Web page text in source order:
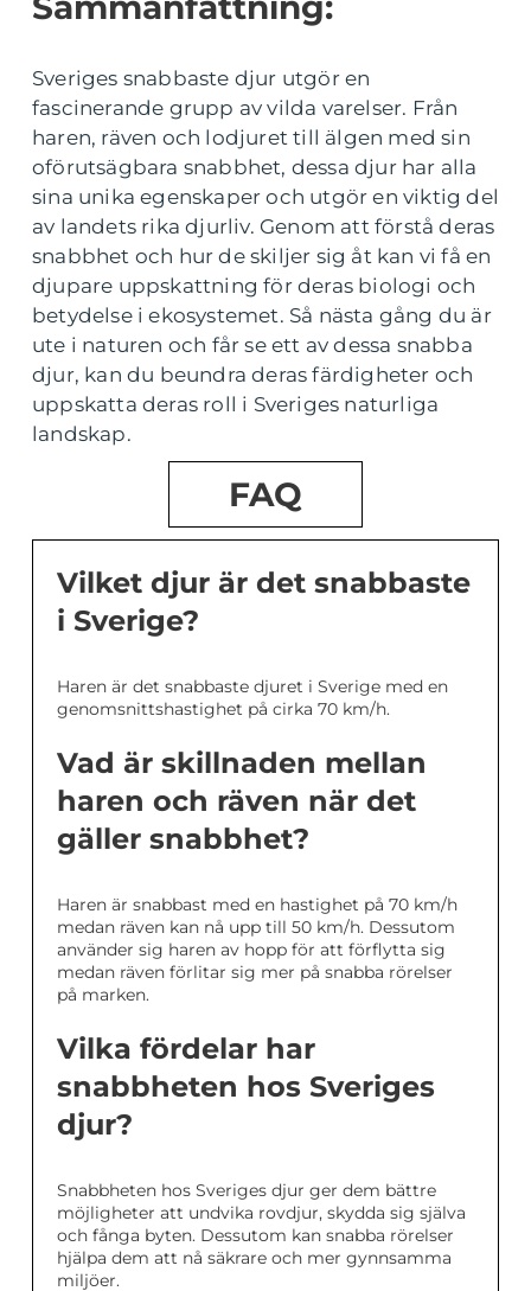
Sveriges snabbaste djur utgör en
fascinerande grupp av vilda varelser. Från
haren, räven och lodjuret till älgen med sin
oförutsägbara snabbhet, dessa djur har alla
sina unika egenskaper och utgör en viktig del
av landets rika djurliv. Genom att förstå deras
snabbhet och hur de skiljer sig åt kan vi få en
djupare uppskattning för deras biologi och
betydelse i ekosystemet. Så nästa gång du är
ute i naturen och får se ett av dessa snabba
djur, kan du beundra deras färdigheter och
uppskatta deras roll i Sveriges naturliga
landskap.
FAQ
Vilket djur är det snabbaste
i Sverige?
Haren är det snabbaste djuret i Sverige med en
genomsnittshastighet på cirka 70 km/h.
Vad är skillnaden mellan
haren och räven när det
gäller snabbhet?
Haren är snabbast med en hastighet på 70 km/h
medan räven kan nå upp till 50 km/h. Dessutom
använder sig haren av hopp för att förflytta sig
medan räven förlitar sig mer på snabba rörelser
på marken.
Vilka fördelar har
snabbheten hos Sveriges
djur?
Snabbheten hos Sveriges djur ger dem bättre
möjligheter att undvika rovdjur, skydda sig själva
och fånga byten. Dessutom kan snabba rörelser
hjälpa dem att nå säkrare och mer gynnsamma
miljöer.